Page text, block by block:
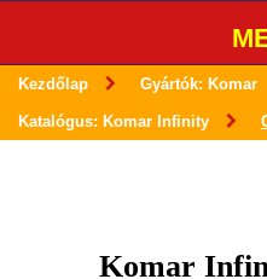
Kezdőlap Gyártók: Komar
Katalógus: Komar Infinity
Komar